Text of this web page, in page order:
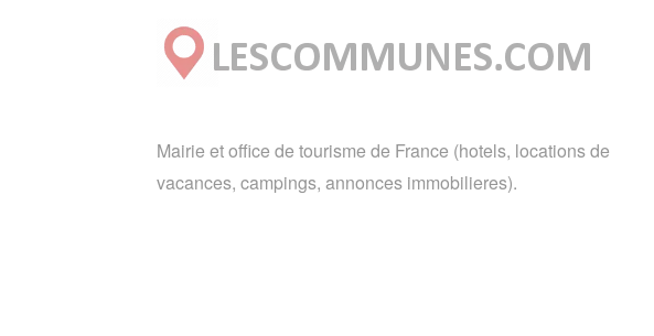
Mairie et office de tourisme de France (hotels, locations de
vacances, campings, annonces immobilieres).